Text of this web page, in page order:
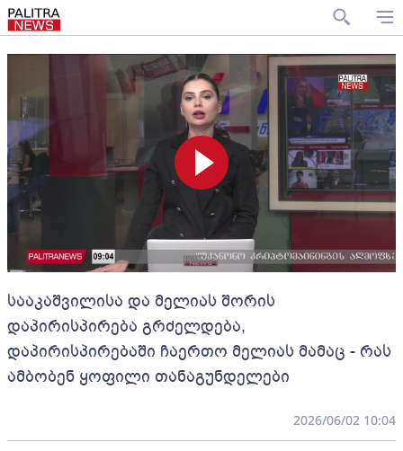
სააკაშვილისა და მელიას შორის
დაპირისპირება გრძელდება,
დაპირისპირებაში ჩაერთო მელიას მამაც - რას
ამბობენ ყოფილი თანაგუნდელები
2026/06/02 10:04